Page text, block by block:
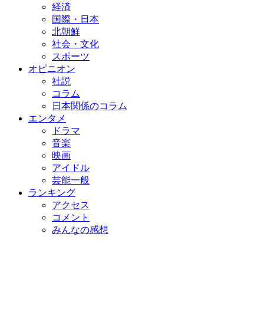
経済
国際・日本
北朝鮮
社会・文化
スポーツ
オピニオン
社説
コラム
日本関係のコラム
エンタメ
ドラマ
音楽
映画
アイドル
芸能一般
ランキング
アクセス
コメント
みんなの感想